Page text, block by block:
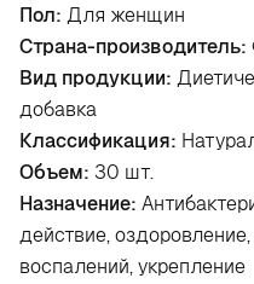
Пол: Для женщин
Страна-производитель:
Вид продукции:
добавка
Классификация:
Объем: 30 шт.
Назначение:
действие,
воспалений, укрепление